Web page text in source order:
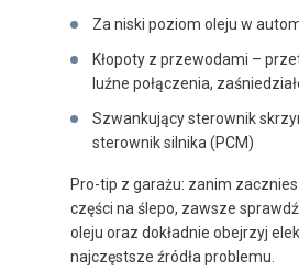
Za niski poziom oleju w
Kłopoty z przewodami –
luźne połączenia,
Szwankujący sterownik
sterownik silnika (PCM)
Pro-tip z garażu: zanim
części na ślepo, zawsze
oleju oraz dokładnie obejrzyj
najczęstsze źródła problemu.